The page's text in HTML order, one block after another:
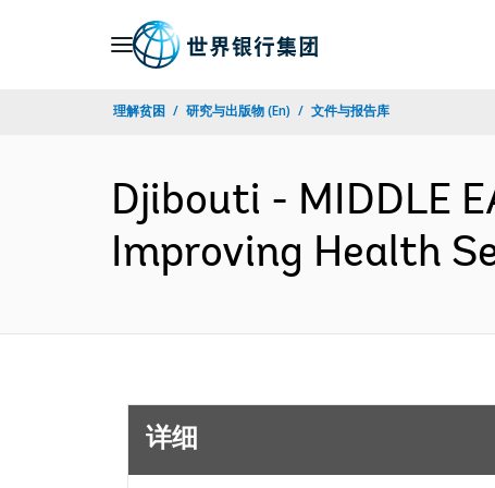
理解贫困 研究与出版物 (En) 文件与报告库
Djibouti - MIDDLE
Improving Health
详细